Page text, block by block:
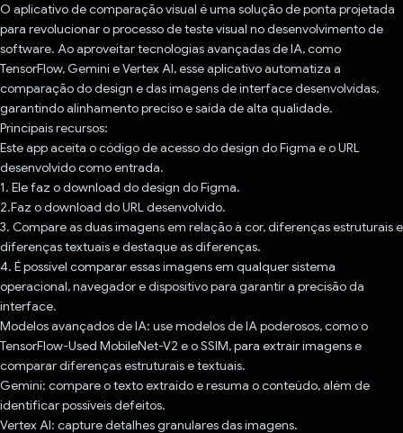
O aplicativo de comparação visual é uma solução de ponta projetada
para revolucionar o processo de teste visual no desenvolvimento de
software. Ao aproveitar tecnologias avançadas de IA, como
TensorFlow, Gemini e Vertex AI, esse aplicativo automatiza a
comparação do design e das imagens de interface desenvolvidas,
garantindo alinhamento preciso e saída de alta qualidade.
Principais recursos:
Este app aceita o código de acesso do design do Figma e o URL
desenvolvido como entrada.
1. Ele faz o download do design do Figma.
2.Faz o download do URL desenvolvido.
3. Compare as duas imagens em relação à cor, diferenças estruturais e
diferenças textuais e destaque as diferenças.
4. É possível comparar essas imagens em qualquer sistema
operacional, navegador e dispositivo para garantir a precisão da
interface.
Modelos avançados de IA: use modelos de IA poderosos, como o
TensorFlow-Used MobileNet-V2 e o SSIM, para extrair imagens e
comparar diferenças estruturais e textuais.
Gemini: compare o texto extraído e resuma o conteúdo, além de
identificar possíveis defeitos.
Vertex AI: capture detalhes granulares das imagens.